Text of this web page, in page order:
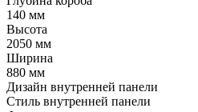
140 мм
Высота
2050 мм
Ширина
880 мм
Дизайн внутренней панели
Стиль внутренней панели